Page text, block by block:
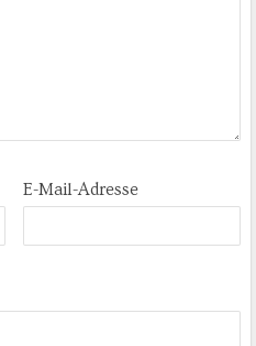
E-Mail-Adresse